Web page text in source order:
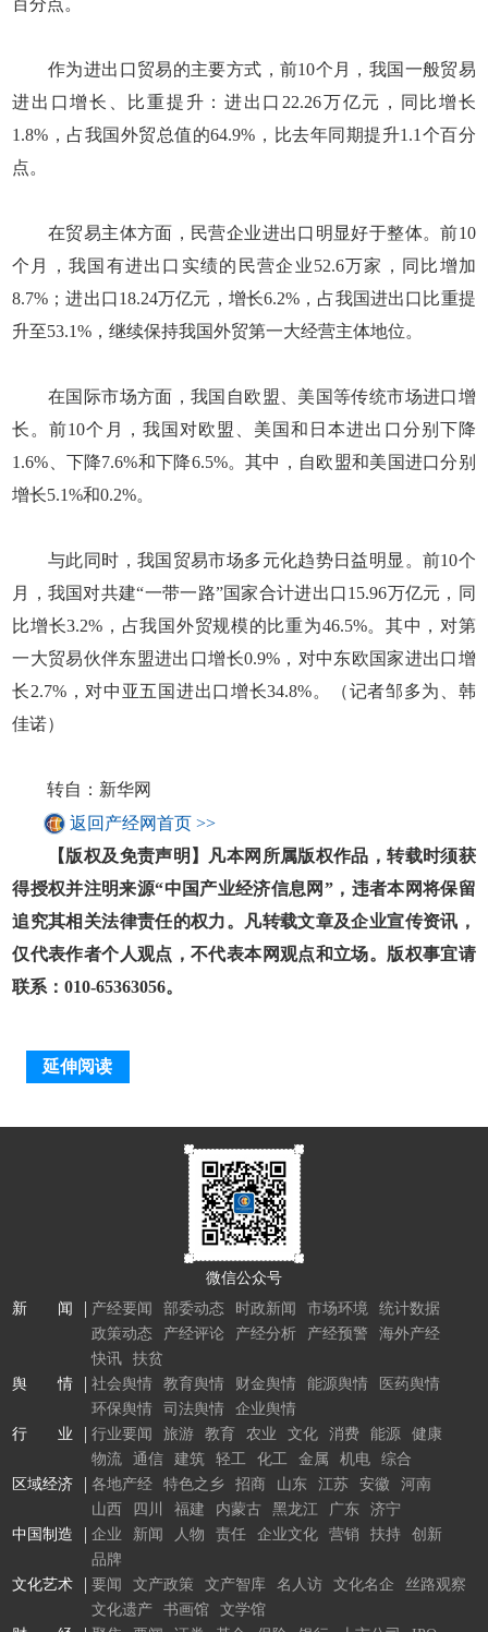
作为进出口贸易的主要方式，前10个月，我国一般贸易
进出口增长、比重提升：进出口22.26万亿元，同比增长
1.8%，占我国外贸总值的64.9%，比去年同期提升1.1个百分
点。
在贸易主体方面，民营企业进出口明显好于整体。前10
个月，我国有进出口实绩的民营企业52.6万家，同比增加
8.7%；进出口18.24万亿元，增长6.2%，占我国进出口比重提
升至53.1%，继续保持我国外贸第一大经营主体地位。
在国际市场方面，我国自欧盟、美国等传统市场进口增
长。前10个月，我国对欧盟、美国和日本进出口分别下降
1.6%、下降7.6%和下降6.5%。其中，自欧盟和美国进口分别
增长5.1%和0.2%。
与此同时，我国贸易市场多元化趋势日益明显。前10个
月，我国对共建“一带一路”国家合计进出口15.96万亿元，同
比增长3.2%，占我国外贸规模的比重为46.5%。其中，对第
一大贸易伙伴东盟进出口增长0.9%，对中东欧国家进出口增
长2.7%，对中亚五国进出口增长34.8%。（记者邹多为、韩
佳诺）
转自：新华网
返回产经网首页 >>
【版权及免责声明】凡本网所属版权作品，转载时须获
得授权并注明来源“中国产业经济信息网”，违者本网将保留
追究其相关法律责任的权力。凡转载文章及企业宣传资讯，
仅代表作者个人观点，不代表本网观点和立场。版权事宜请
联系：010-65363056。
延伸阅读
微信公众号
新 闻
产经要闻 部委动态 时政新闻 市场环境
统计数据
政策动态
产经评论 产经分析 产经预警
海外产经
快讯
扶贫
舆 情
社会舆情 教育舆情 财金舆情 能源舆情
医药舆情
环保舆情
司法舆情
企业舆情
行 业
行业要闻 旅游 教育 农业 文化 消费 能源
健康
物流
通信 建筑 轻工 化工 金属 机电
综合
区域经济
各地产经 特色之乡 招商 山东 江苏 安徽
河南
山西
四川 福建 内蒙古 黑龙江 广东
济宁
中国制造
企业 新闻 人物 责任 企业文化 营销 扶持
创新
品牌
文化艺术
要闻 文产政策 文产智库 名人访 文化名企
丝路观察
文化遗产
书画馆
文学馆